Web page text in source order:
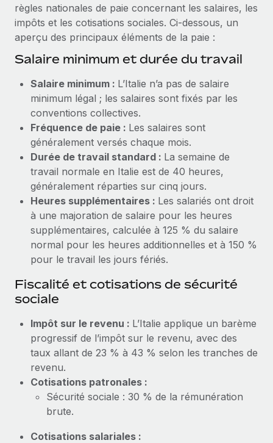
Gestion des appareils
Achetez et suivez vos équipements informatiques
Création d’entité
Établissez des entités rapidement et en toute
conformité
Mobilité et déménagement international
Organisez facilement le déménagement de vos
employés
Avantages sociaux
Gérez facilement les avantages sociaux
EOR et PEO
Gestion des freelances
Taxes
Explorer le blog
BLOG
Mises à jour des produits de Remote :
freelances Plus
Remote a toujours pour mission d'aider les entreprises de
toute taille à embaucher, gérer et payer...
En savoir plus
Comment Phiture gère ses 55 employés
répartis dans 19 pays grâce à Remote
croissance mobile internationale, encourage les...
En savoir plus
règles nationales de paie concernant les salaires, les
impôts et les cotisations sociales. Ci‑dessous, un
aperçu des principaux éléments de la paie :
Salaire minimum et durée du travail
Salaire minimum : L’Italie n’a pas de salaire
minimum légal ; les salaires sont fixés par les
conventions collectives.
Fréquence de paie : Les salaires sont
généralement versés chaque mois.
Durée de travail standard : La semaine de
travail normale en Italie est de 40 heures,
généralement réparties sur cinq jours.
Heures supplémentaires : Les salariés ont droit
à une majoration de salaire pour les heures
supplémentaires, calculée à 125 % du salaire
normal pour les heures additionnelles et à 150 %
pour le travail les jours fériés.
Fiscalité et cotisations de sécurité
sociale
Impôt sur le revenu : L’Italie applique un barème
progressif de l’impôt sur le revenu, avec des
taux allant de 23 % à 43 % selon les tranches de
revenu.
Cotisations patronales :
Sécurité sociale : 30 % de la rémunération
brute.
Cotisations salariales :